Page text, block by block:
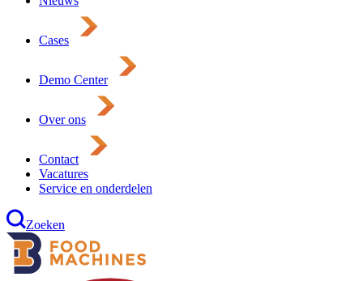
Cases
Demo Center
Over ons
Contact
Vacatures
Service en onderdelen
Zoeken